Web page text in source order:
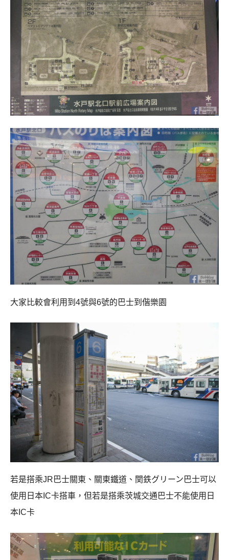
大家比較會利用到4號與6號的巴士到偕樂園
若是搭乘JR巴士關東、關東鐵道、関鉄グリーン巴士可以
使用日本IC卡搭車，但若是搭乘茨城交通巴士不能使用日
本IC卡